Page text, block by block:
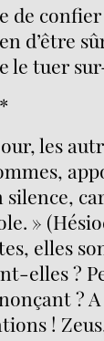
de
d’être
le tuer
*
les
»
elles
elles ?
?
!